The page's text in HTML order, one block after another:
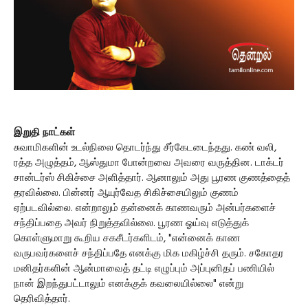
இறுதி நாட்கள்
சுவாமிகளின் உடல்நிலை தொடர்ந்து சீர்கேடடைந்தது. கண் வலி,
ரத்த அழுத்தம், ஆஸ்துமா போன்றவை அவரை வருத்தின. டாக்டர்
சான்டர்ஸ் சிகிச்சை அளித்தார். ஆனாலும் அது பூரண குணத்தைத்
தரவில்லை. பின்னர் ஆயுர்வேத சிகிச்சையிலும் குணம்
ஏற்படவில்லை. என்றாலும் தன்னைக் காணவரும் அன்பர்களைச்
சந்திப்பதை அவர் நிறுத்தவில்லை. பூரண ஓய்வு எடுத்துக்
கொள்ளுமாறு கூறிய சகசீடர்களிடம், "என்னைக் காண
வருபவர்களைச் சந்திப்பதே எனக்கு மிக மகிழ்ச்சி தரும். சகோதர
மனிதர்களின் ஆன்மாவைத் தட்டி எழுப்பும் அப்புனிதப் பணியில்
நான் இறந்துபட்டாலும் எனக்குக் கவலையில்லை" என்று
தெரிவித்தார்.